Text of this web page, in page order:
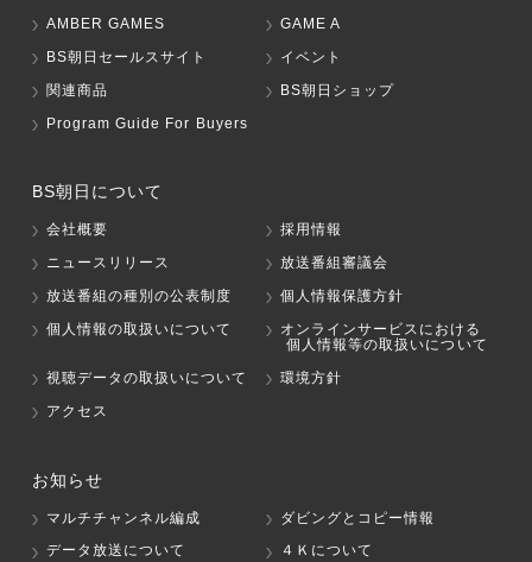
AMBER GAMES
GAME A
BS朝日セールスサイト
イベント
関連商品
BS朝日ショップ
Program Guide For Buyers
BS朝日について
会社概要
採用情報
ニュースリリース
放送番組審議会
放送番組の種別の公表制度
個人情報保護方針
個人情報の取扱いについて
オンラインサービスにおける
個人情報等の取扱いについて
視聴データの取扱いについて
環境方針
アクセス
お知らせ
マルチチャンネル編成
ダビングとコピー情報
データ放送について
４Ｋについて